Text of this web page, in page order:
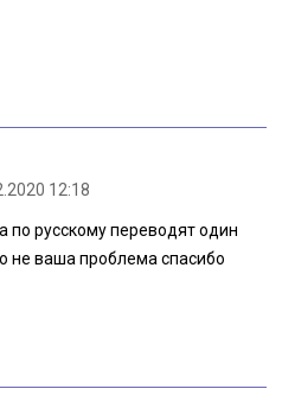
12:18
по русскому переводят один
не ваша проблема спасибо